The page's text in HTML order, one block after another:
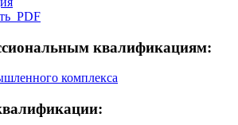
PDF
квалификациям:
комплекса